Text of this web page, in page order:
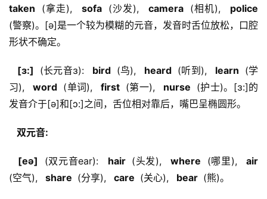
taken
(拿走),
  sofa
(沙发),
  camera
(相机),
(警察)。[ə]是一个较为模糊的元音，发音时舌位放松，口腔
形状不确定。
  [ɜ:]
(长元音ɜ):
  bird
(鸟),
  heard
(听到),
  learn
(学
习),
  word
(单词),
  first
(第一),
  nurse
(护士)。[ɜ:]的
发音介于[ə]和[ɔ:]之间，舌位相对靠后，嘴巴呈椭圆形。
  双元音:
  [eə]
(双元音ear):
  hair
(头发),
  where
(哪里),
(空气),
  share
(分享),
  care
(关心),
  bear
(熊)。